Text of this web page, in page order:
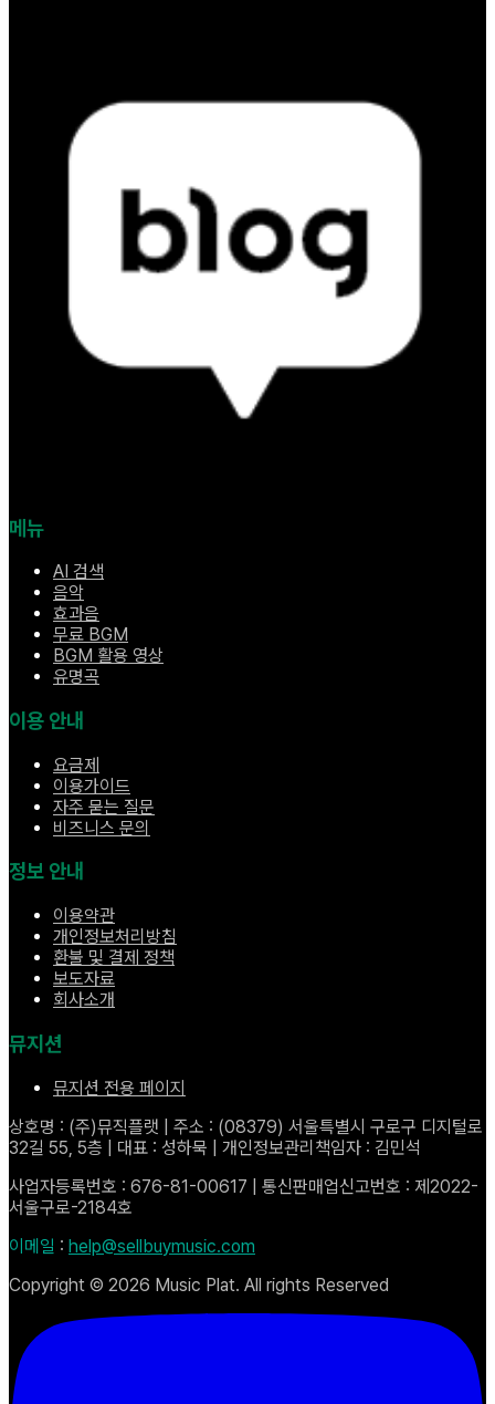
메뉴
AI 검색
음악
효과음
무료 BGM
BGM 활용 영상
유명곡
이용 안내
요금제
이용가이드
자주 묻는 질문
비즈니스 문의
정보 안내
이용약관
개인정보처리방침
환불 및 결제 정책
보도자료
회사소개
뮤지션
뮤지션 전용 페이지
상호명 : (주)뮤직플랫 | 주소 : (08379) 서울특별시 구로구 디지털로
32길 55, 5층 | 대표 : 성하묵 | 개인정보관리책임자 : 김민석
사업자등록번호 : 676-81-00617 | 통신판매업신고번호 : 제2022-
서울구로-2184호
이메일 : help@sellbuymusic.com
Copyright © 2026 Music Plat. All rights Reserved